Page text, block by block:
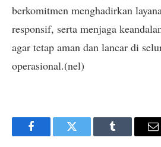
berkomitmen menghadirkan
responsif, serta menjaga
agar tetap aman dan lancar di
operasional.(nel)
FacebookTwitter Tumblr